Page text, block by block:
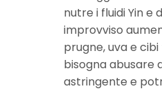
nutre i fluidi Yin e
improvviso
prugne, uva e
bisogna abusare
astringente e